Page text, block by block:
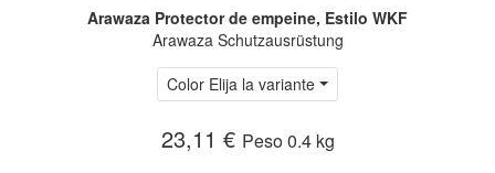
Arawaza Protector de empeine, Estilo WKF
Arawaza Schutzausrüstung
Color Elija la variante
23,11 € Peso0.4 kg